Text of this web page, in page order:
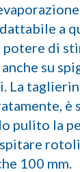
a
potere di
su
La
è
pulito la
100 mm.